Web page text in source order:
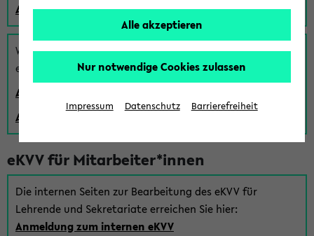
Anmeldung zum eKVV der Studierenden
Wenn Sie (noch) kein Uni Login haben, können Sie das
eKVV auch über einen Gastzugang verwenden:
Anmeldung über einen vorhandenen Gastzugang
Anlegen eines neuen Gastzugangs
eKVV für Mitarbeiter*innen
Die internen Seiten zur Bearbeitung des eKVV für
Lehrende und Sekretariate erreichen Sie hier:
Anmeldung zum internen eKVV
Alle akzeptieren
Nur notwendige Cookies zulassen
Impressum Datenschutz Barrierefreiheit